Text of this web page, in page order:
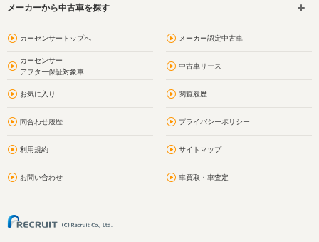
メーカーから中古車を探す
カーセンサートップへ メーカー認定中古車
カーセンサー
アフター保証対象車
中古車リース
お気に入り 閲覧履歴
問合わせ履歴 プライバシーポリシー
利用規約 サイトマップ
お問い合わせ 車買取・車査定